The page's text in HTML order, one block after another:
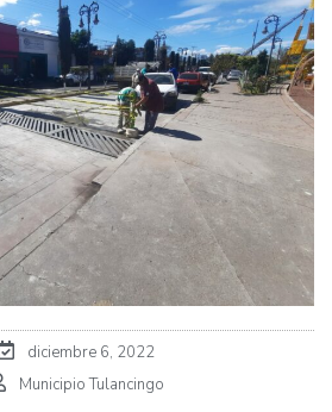
diciembre 6, 2022
Municipio Tulancingo